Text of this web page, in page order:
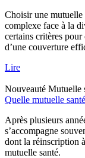
Choisir une mutuelle
complexe face à la
certains critères
d’une couverture
Lire
Nouveauté Mutuelle
Quelle mutuelle
Après plusieurs
s’accompagne
dont la réinscription
mutuelle santé.